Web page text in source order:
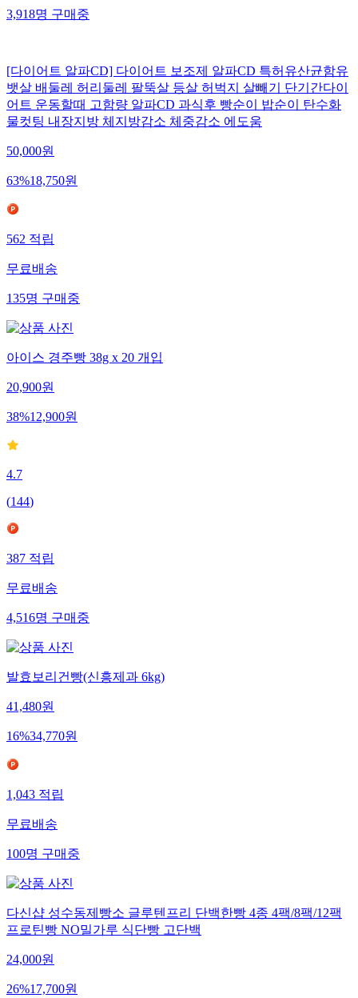
3,918명구매중
[다이어트 알파CD] 다이어트 보조제 알파CD 특허유산균함유
뱃살 배둘레 허리둘레 팔뚝살 등살 허벅지 살빼기 단기간다이
어트 운동할때 고함량 알파CD 과식후 빵순이 밥순이 탄수화
물컷팅 내장지방 체지방감소 체중감소 에도움
50,000원
63%18,750원
562적립
무료배송
135명구매중
아이스 경주빵 38g x 20 개입
20,900원
38%12,900원
4.7
(144)
387적립
무료배송
4,516명구매중
발효보리건빵(신흥제과 6kg)
41,480원
16%34,770원
1,043적립
무료배송
100명구매중
다신샵 성수동제빵소 글루텐프리 단백한빵 4종 4팩/8팩/12팩
프로틴빵 NO밀가루 식단빵 고단백
24,000원